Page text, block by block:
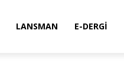
LANSMAN E-DERGI